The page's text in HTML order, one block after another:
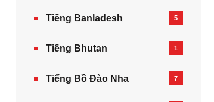
Tiếng Banladesh 5
Tiếng Bhutan 1
Tiếng Bồ Đào Nha 7